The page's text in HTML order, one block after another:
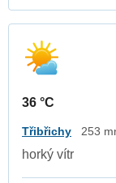
36 °C
Třibřichy 253
horký vítr